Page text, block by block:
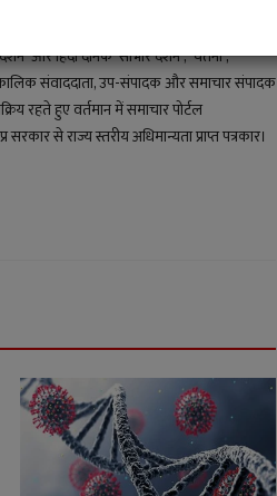
और हिंदी दैनिक 'साभार दर्शन', 'चेतना',
संवाददाता, उप-संपादक और समाचार संपादक
रहते हुए वर्तमान में समाचार पोर्टल
से राज्य स्तरीय अधिमान्यता प्राप्त पत्रकार।